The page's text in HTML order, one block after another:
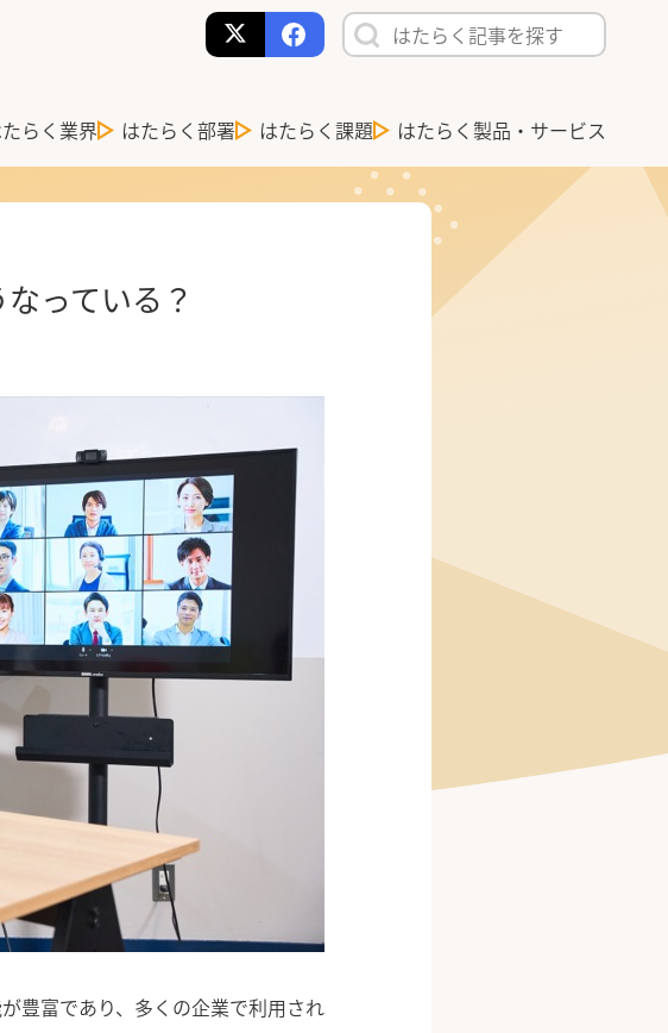
らく業界 はたらく部署 はたらく課題 はたらく製品・サービス
っている？
豊富であり、多くの企業で利用され